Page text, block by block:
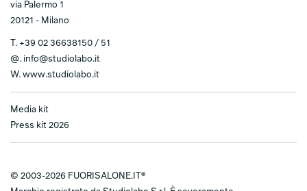
via Palermo 1
20121 - Milano
T. +39 02 36638150 / 51
@. info@studiolabo.it
W. www.studiolabo.it
Media kit
Press kit 2026
© 2003-2026 FUORISALONE.IT®